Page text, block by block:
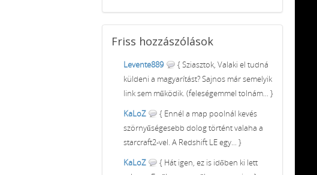
Friss hozzászólások
Levente889
{ Sziasztok, Valaki el tudná
küldeni a magyarítást? Sajnos már semelyik
link sem működik. (feleségemmel tolnám... }
KaLoZ
{ Ennél a map poolnál kevés
szörnyűségesebb dolog történt valaha a
starcraft2-vel. A Redshift LE egy... }
KaLoZ
{ Hát igen, ez is időben ki lett